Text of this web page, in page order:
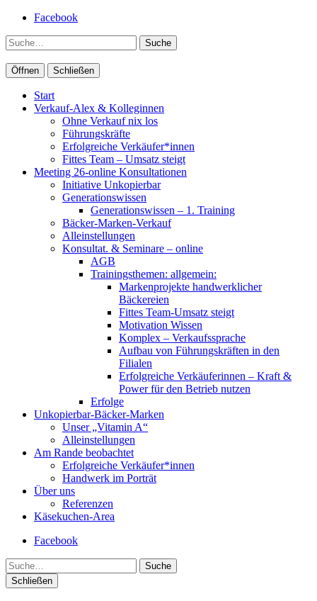
Facebook
Suche
Öffnen Schließen
Start
Verkauf-Alex & Kolleginnen
Ohne Verkauf nix los
Führungskräfte
Erfolgreiche Verkäufer*innen
Fittes Team – Umsatz steigt
Meeting 26-online Konsultationen
Initiative Unkopierbar
Generationswissen
Generationswissen – 1. Training
Bäcker-Marken-Verkauf
Alleinstellungen
Konsultat. & Seminare – online
AGB
Trainingsthemen: allgemein:
Markenprojekte handwerklicher
Bäckereien
Fittes Team-Umsatz steigt
Motivation Wissen
Komplex – Verkaufssprache
Aufbau von Führungskräften in den
Filialen
Erfolgreiche Verkäuferinnen – Kraft &
Power für den Betrieb nutzen
Erfolge
Unkopierbar-Bäcker-Marken
Unser „Vitamin A“
Alleinstellungen
Am Rande beobachtet
Erfolgreiche Verkäufer*innen
Handwerk im Porträt
Über uns
Referenzen
Käsekuchen-Area
Facebook
Suche
Schließen